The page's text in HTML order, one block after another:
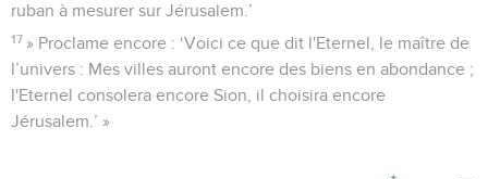
ruban à mesurer sur Jérusalem.’
17 » Proclame encore : ‘Voici ce que dit l'Eternel, le maître de
l’univers : Mes villes auront encore des biens en abondance ;
l'Eternel consolera encore Sion, il choisira encore
Jérusalem.’ »